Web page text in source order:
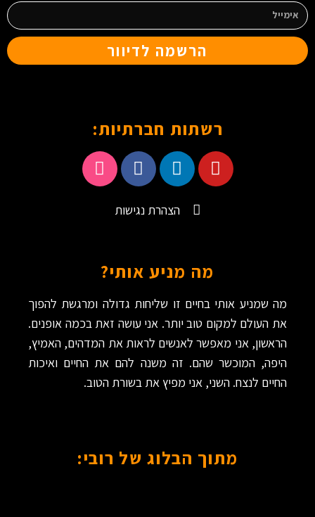
הרשמה לדיוור
רשתות חברתיות:
הצהרת נגישות
מה מניע אותי?
מה שמניע אותי בחיים זו שליחות גדולה ומרגשת להפוך
את העולם למקום טוב יותר. אני עושה זאת בכמה אופנים.
הראשון, אני מאפשר לאנשים לראות את המדהים, האמיץ,
היפה, המוכשר שהם. זה משנה להם את החיים ואיכות
החיים לנצח. השני, אני מפיץ את בשורת הטוב.
מתוך הבלוג של רובי: